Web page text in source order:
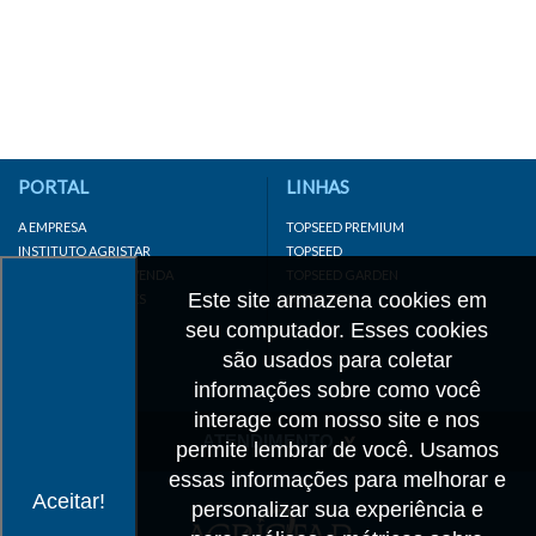
Aceitar!
Este site armazena cookies em
seu computador. Esses cookies
são usados para coletar
informações sobre como você
interage com nosso site e nos
permite lembrar de você. Usamos
essas informações para melhorar e
personalizar sua experiência e
PORTAL
A EMPRESA
INSTITUTO AGRISTAR
DISTRIBUIDOR/REVENDA
LINKS IMPORTANTES
LINHAS
TOPSEED PREMIUM
TOPSEED
TOPSEED GARDEN
SUPERSEED
ATENDIMENTO